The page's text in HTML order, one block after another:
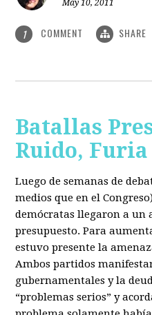
May 10, 2011
1 COMMENT SHARE
Batallas
Ruido, Furia
Luego de semanas de
medios que en el
demócratas llegaron a un
presupuesto. Para
estuvo presente la
Ambos partidos
gubernamentales y la
“problemas serios” y